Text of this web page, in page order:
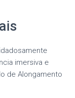
imersiva e
de Alongamento